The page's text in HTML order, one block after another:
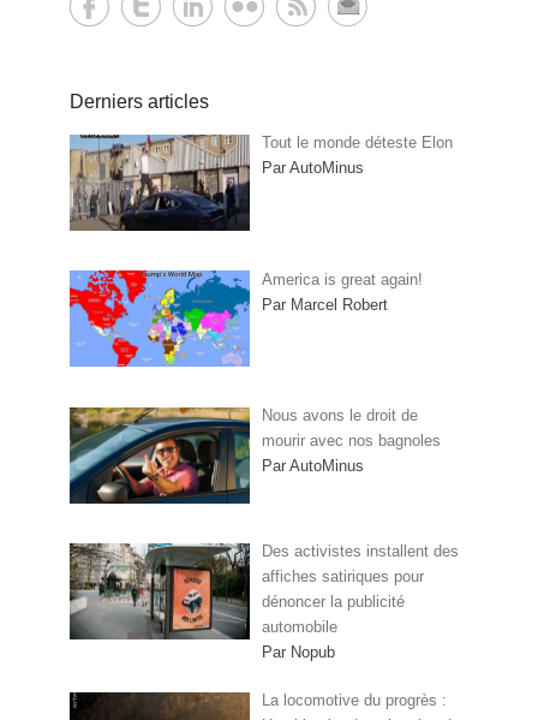
Derniers articles
Tout le monde déteste Elon
Par AutoMinus
America is great again!
Par Marcel Robert
Nous avons le droit de
mourir avec nos bagnoles
Par AutoMinus
Des activistes installent des
affiches satiriques pour
dénoncer la publicité
automobile
Par Nopub
La locomotive du progrès :